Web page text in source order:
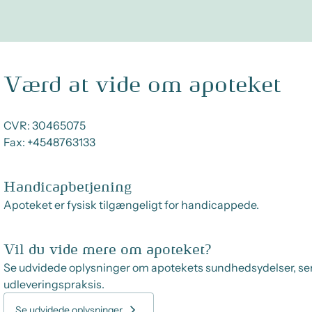
Værd at vide om apoteket
CVR: 30465075
Fax: +4548763133
Handicapbetjening
Apoteket er fysisk tilgængeligt for handicappede.
Vil du vide mere om apoteket?
Se udvidede oplysninger om apotekets sundhedsydelser,
udleveringspraksis.